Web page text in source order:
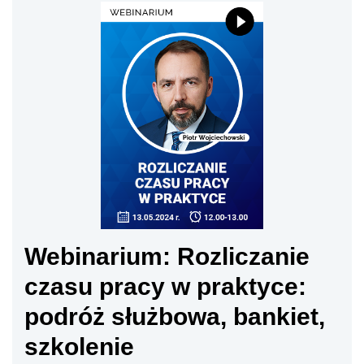
Webinarium: Rozliczanie
czasu pracy w praktyce:
podróż służbowa, bankiet,
szkolenie